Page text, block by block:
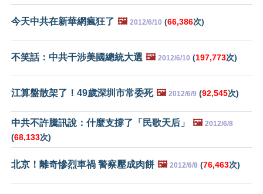
今天中共在新華網瘋狂了 🖼️ 2012/6/10 (66,386次)
不笑話：中共干涉美國總統大選 🖼️ 2012/6/10 (197,773次)
江算盤散架了！49歲深圳市常委死 🖼️ 2012/6/9 (92,545次)
中共不許騰訊說：什麼支撐了「民歌天后」 🖼️ 2012/6/8
(68,133次)
北京！離奇慘烈車禍 警察壓成肉餅 🖼️ 2012/6/8 (76,463次)